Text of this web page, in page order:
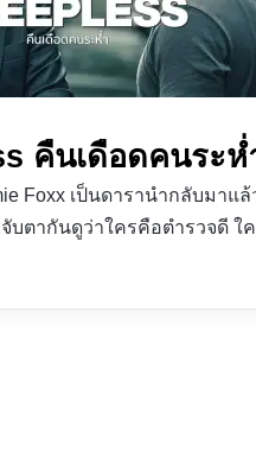
คืนเดือดคนระ
Foxx เป็นดารานำกลับมาแล้
บตากันดูว่าใครคือตำรวจดี ใ